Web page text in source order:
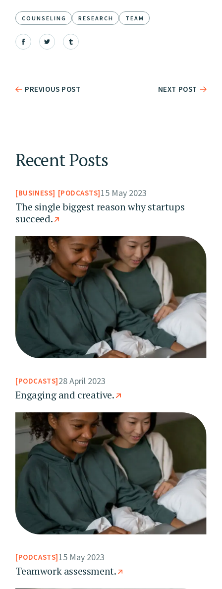
COUNSELING RESEARCH TEAM
PREVIOUS POST NEXT POST
Recent Posts
BUSINESS PODCASTS 15 May 2023
The single biggest reason why startups
succeed.
PODCASTS 28 April 2023
Engaging and creative.
PODCASTS 15 May 2023
Teamwork assessment.